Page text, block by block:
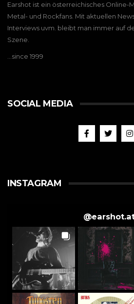
Earshot ist ein österreichisches Online-
Metal- und Rockfans. Mit aktuellen
Interviews uvm. bleibt man immer auf
Szene.
…since 1999
SOCIAL MEDIA
INSTAGRAM
@